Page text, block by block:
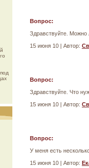
Вопрос:
Здравствуйте. Можно
15 июня 10 | Автор:
Вопрос:
Здравствуйте. Что
15 июня 10 | Автор:
Вопрос:
У меня есть
15 июня 10 | Автор: